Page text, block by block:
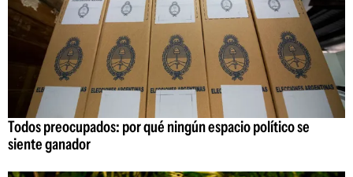
Todos preocupados: por qué ningún espacio político se
siente ganador